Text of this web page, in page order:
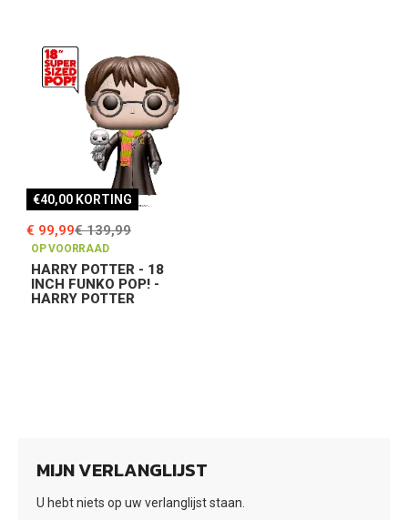
€40,00 KORTING
HARRY POTTER - 18
INCH FUNKO POP! -
HARRY POTTER
€ 99,99€ 139,99
OP VOORRAAD
MIJN VERLANGLIJST
U hebt niets op uw verlanglijst staan.